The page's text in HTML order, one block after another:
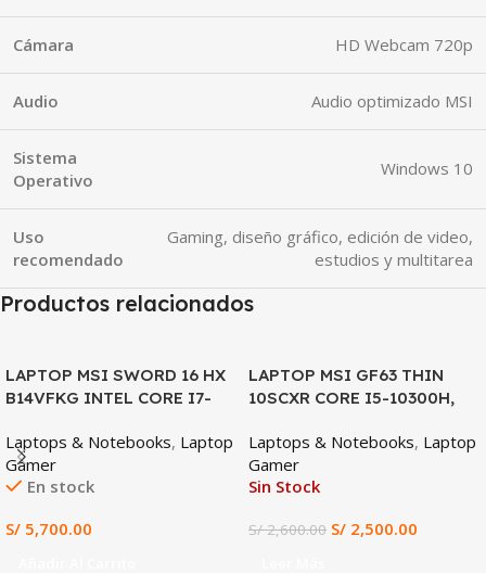
Cámara HD Webcam 720p
Audio Audio optimizado MSI
Sistema
Operativo
Windows 10
Uso
recomendado
Gaming, diseño gráfico, edición de video,
estudios y multitarea
Productos relacionados
LAPTOP MSI SWORD 16 HX
B14VFKG INTEL CORE I7-
1TB SSD NVIDIA GEFORCE
RTX 4060 8GB 16″ FHD IPS
144HZ WINDOWS 11 HOME
Laptops & Notebooks, Laptop
Gamer
En stock
S/ 5,700.00
SALE
LAPTOP MSI GF63 THIN
10SCXR CORE I5-10300H,
512GB SSD, 15.6″ FHD
Laptops & Notebooks, Laptop
Gamer
Sin Stock
S/2,600.00 S/ 2,500.00